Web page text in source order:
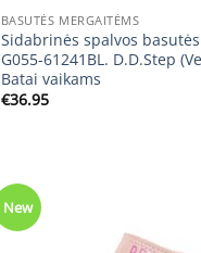
BASUTĖS MERGAITĖMS
Sidabrinės spalvos
G055-61241BL. D.D.Step
Batai vaikams
€36.95
New